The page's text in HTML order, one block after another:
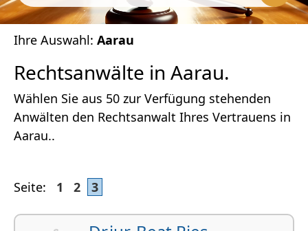
Ihre Auswahl: Aarau
Rechtsanwälte in Aarau.
Wählen Sie aus 50 zur Verfügung stehenden
Anwälten den Rechtsanwalt Ihres Vertrauens in
Aarau..
Seite: 1 2 3